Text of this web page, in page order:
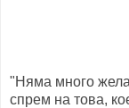
"Няма много
спрем на това,